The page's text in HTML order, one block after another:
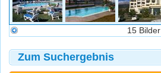
15 Bilder
Zum Suchergebnis